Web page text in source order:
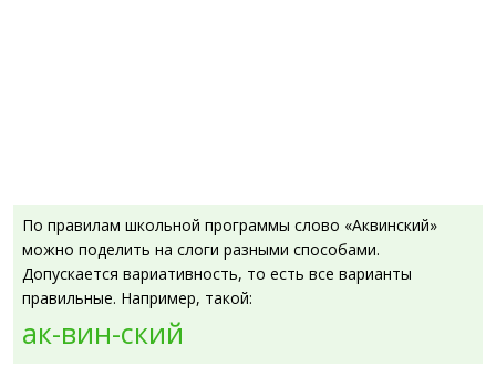
По правилам школьной программы слово «Аквинский»
можно поделить на слоги разными способами.
Допускается вариативность, то есть все варианты
правильные. Например, такой:
ак-вин-ский